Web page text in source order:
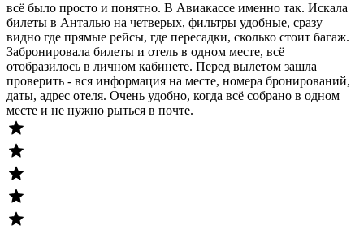
всё было просто и понятно. В Авиакассе именно так. Искала
билеты в Анталью на четверых, фильтры удобные, сразу
видно где прямые рейсы, где пересадки, сколько стоит багаж.
Забронировала билеты и отель в одном месте, всё
отобразилось в личном кабинете. Перед вылетом зашла
проверить - вся информация на месте, номера бронирований,
даты, адрес отеля. Очень удобно, когда всё собрано в одном
месте и не нужно рыться в почте.